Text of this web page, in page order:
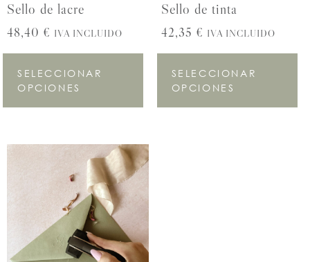
Sello de lacre
48,40 € IVA INCLUIDO
SELECCIONAR
OPCIONES
Sello de tinta
42,35 € IVA INCLUIDO
SELECCIONAR
OPCIONES